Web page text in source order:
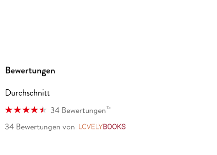
Bewertungen
Durchschnitt
34 Bewertungen15
34 Bewertungen von